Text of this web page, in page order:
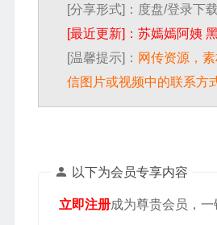
[分享形式]：度盘/登录下载
[最近更新]：苏嫣嫣阿姨
[温馨提示]： 网传资源，
信图片或视频中的联系方
以下为会员专享内容
立即注册成为尊贵会员，一